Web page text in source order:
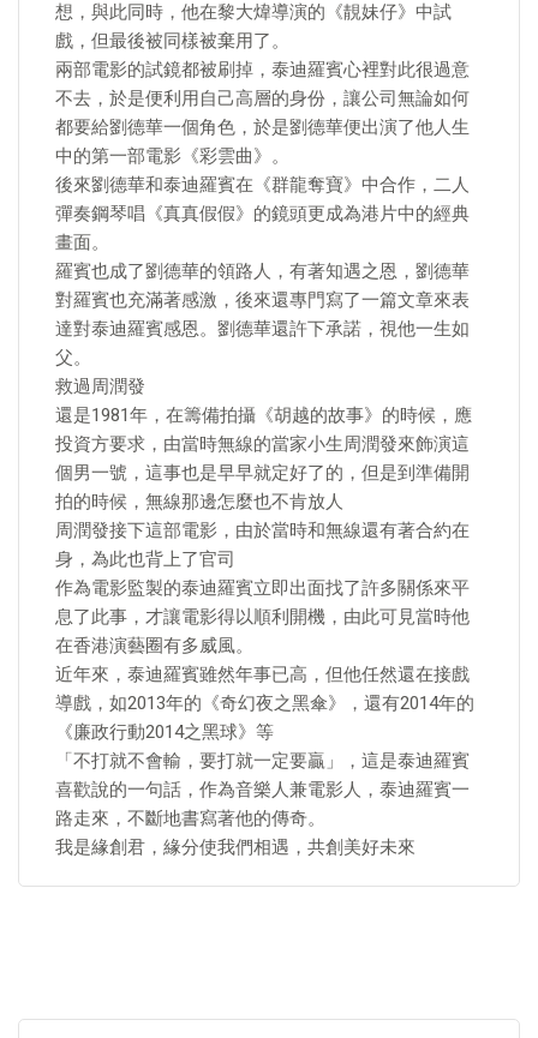
想，與此同時，他在黎大煒導演的《靚妹仔》中試
戲，但最後被同樣被棄用了。
兩部電影的試鏡都被刷掉，泰迪羅賓心裡對此很過意
不去，於是便利用自己高層的身份，讓公司無論如何
都要給劉德華一個角色，於是劉德華便出演了他人生
中的第一部電影《彩雲曲》。
後來劉德華和泰迪羅賓在《群龍奪寶》中合作，二人
彈奏鋼琴唱《真真假假》的鏡頭更成為港片中的經典
畫面。
羅賓也成了劉德華的領路人，有著知遇之恩，劉德華
對羅賓也充滿著感激，後來還專門寫了一篇文章來表
達對泰迪羅賓感恩。劉德華還許下承諾，視他一生如
父。
救過周潤發
還是1981年，在籌備拍攝《胡越的故事》的時候，應
投資方要求，由當時無線的當家小生周潤發來飾演這
個男一號，這事也是早早就定好了的，但是到準備開
拍的時候，無線那邊怎麼也不肯放人
周潤發接下這部電影，由於當時和無線還有著合約在
身，為此也背上了官司
作為電影監製的泰迪羅賓立即出面找了許多關係來平
息了此事，才讓電影得以順利開機，由此可見當時他
在香港演藝圈有多威風。
近年來，泰迪羅賓雖然年事已高，但他任然還在接戲
導戲，如2013年的《奇幻夜之黑傘》，還有2014年的
《廉政行動2014之黑球》等
「不打就不會輸，要打就一定要贏」，這是泰迪羅賓
喜歡說的一句話，作為音樂人兼電影人，泰迪羅賓一
路走來，不斷地書寫著他的傳奇。
我是緣創君，緣分使我們相遇，共創美好未來